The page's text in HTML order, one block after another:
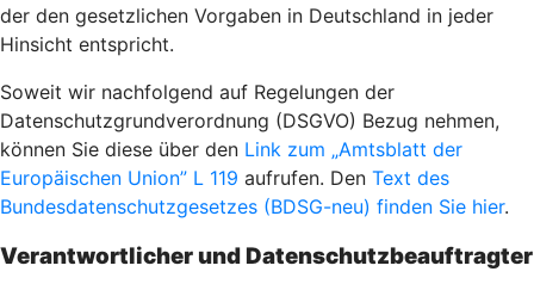
der den gesetzlichen Vorgaben in Deutschland in jeder
Hinsicht entspricht.
Soweit wir nachfolgend auf Regelungen der
Datenschutzgrundverordnung (DSGVO) Bezug nehmen,
können Sie diese über den Link zum „Amtsblatt der
Europäischen Union” L 119 aufrufen. Den Text des
Bundesdatenschutzgesetzes (BDSG-neu) finden Sie hier.
Verantwortlicher und Datenschutzbeauftragter